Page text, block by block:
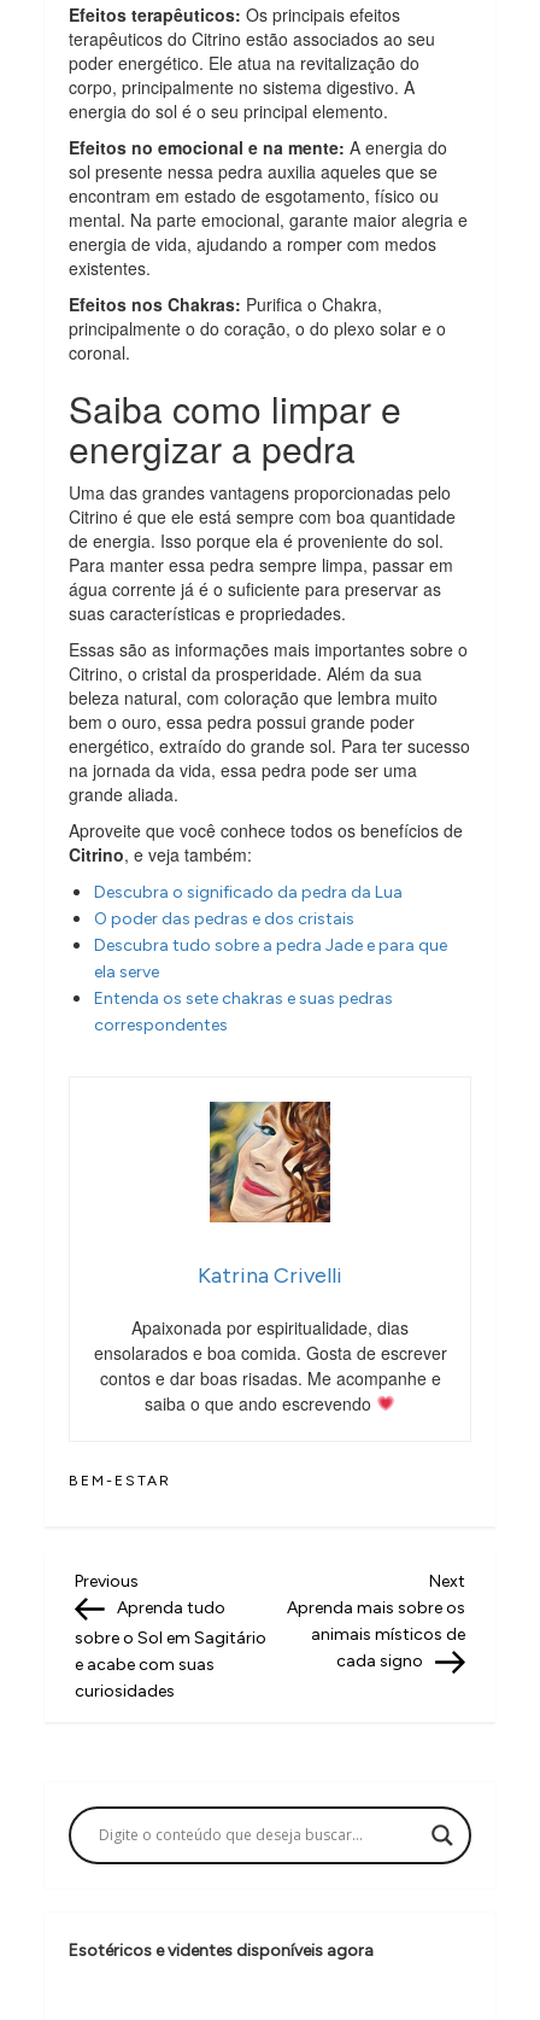
Efeitos terapêuticos: Os principais efeitos
terapêuticos do Citrino estão associados ao seu
poder energético. Ele atua na revitalização do
corpo, principalmente no sistema digestivo. A
energia do sol é o seu principal elemento.
Efeitos no emocional e na mente: A energia do
sol presente nessa pedra auxilia aqueles que se
encontram em estado de esgotamento, físico ou
mental. Na parte emocional, garante maior alegria e
energia de vida, ajudando a romper com medos
existentes.
Efeitos nos Chakras: Purifica o Chakra,
principalmente o do coração, o do plexo solar e o
coronal.
Saiba como limpar e
energizar a pedra
Uma das grandes vantagens proporcionadas pelo
Citrino é que ele está sempre com boa quantidade
de energia. Isso porque ela é proveniente do sol.
Para manter essa pedra sempre limpa, passar em
água corrente já é o suficiente para preservar as
suas características e propriedades.
Essas são as informações mais importantes sobre o
Citrino, o cristal da prosperidade. Além da sua
beleza natural, com coloração que lembra muito
bem o ouro, essa pedra possui grande poder
energético, extraído do grande sol. Para ter sucesso
na jornada da vida, essa pedra pode ser uma
grande aliada.
Aproveite que você conhece todos os benefícios de
Citrino, e veja também:
Descubra o significado da pedra da Lua
O poder das pedras e dos cristais
Descubra tudo sobre a pedra Jade e para que
ela serve
Entenda os sete chakras e suas pedras
correspondentes
Katrina Crivelli
Apaixonada por espiritualidade, dias
ensolarados e boa comida. Gosta de escrever
contos e dar boas risadas. Me acompanhe e
saiba o que ando escrevendo
BEM-ESTAR
N
a
v
e
ç
ã
d
Previous
Post
Previous
Aprenda tudo
sobre o Sol em Sagitário
e acabe com suas
curiosidades
Next
Post
Next
Aprenda mais sobre os
animais místicos de
cada signo
Esotéricos e videntes disponíveis agora